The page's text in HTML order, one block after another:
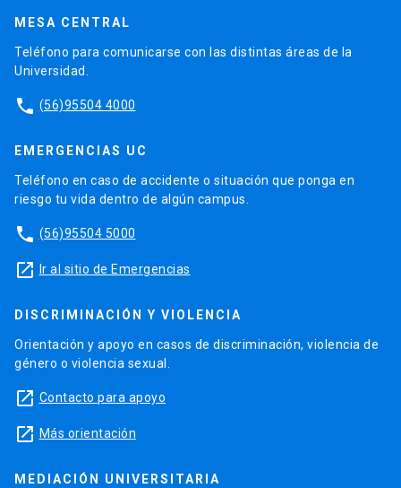
MESA CENTRAL
Teléfono para comunicarse con las distintas áreas de la
Universidad.
phone (56)95504 4000
EMERGENCIAS UC
Teléfono en caso de accidente o situación que ponga en
riesgo tu vida dentro de algún campus.
phone (56)95504 5000
launch Ir al sitio de Emergencias
DISCRIMINACIÓN Y VIOLENCIA
Orientación y apoyo en casos de discriminación, violencia de
género o violencia sexual.
launch Contacto para apoyo
launch Más orientación
MEDIACIÓN UNIVERSITARIA